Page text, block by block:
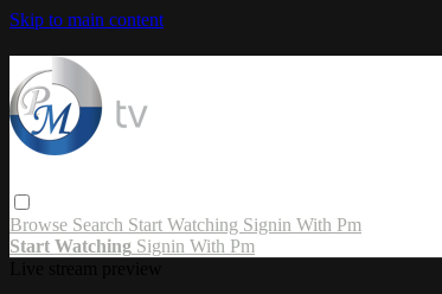
Skip to main content
Browse Search Start Watching Signin With Pm
Start Watching Signin With Pm